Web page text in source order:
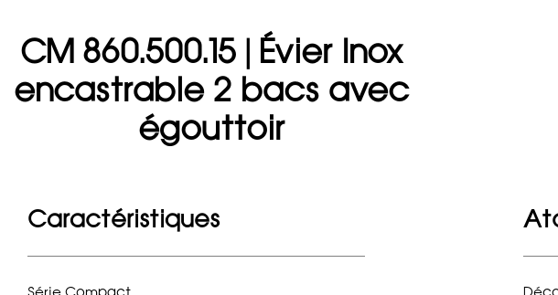
CM 860.500.15 | Évier Inox
encastrable 2 bacs avec
égouttoir
Caractéristiques